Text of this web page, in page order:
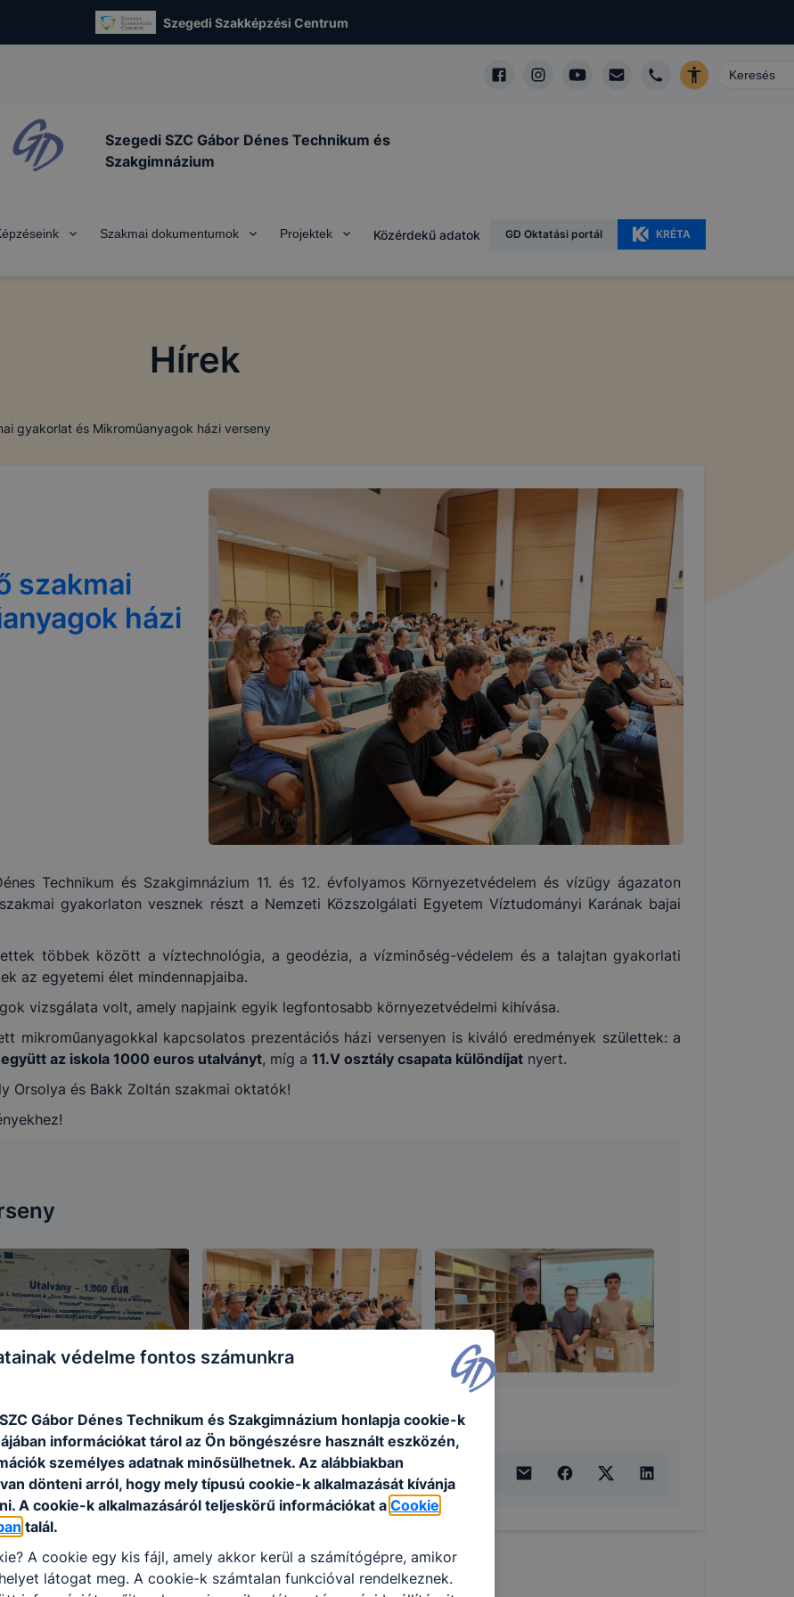
Szegedi Szakképzési Centrum
Szegedi SZC Gábor Dénes Technikum és
Szakgimnázium
Szakmai dokumentumok Projektek Közérdekű adatok GD Oktatási portál KRÉTA
Hírek
gyakorlat és Mikroműanyagok házi verseny
szakmai
házi
Technikum és Szakgimnázium 11. és 12. évfolyamos Környezetvédelem és vízügy ágazaton
gyakorlaton vesznek részt a Nemzeti Közszolgálati Egyetem Víztudományi Karának bajai
többek között a víztechnológia, a geodézia, a vízminőség-védelem és a talajtan gyakorlati
az egyetemi élet mindennapjaiba.
vizsgálata volt, amely napjaink egyik legfontosabb környezetvédelmi kihívása.
mikroműanyagokkal kapcsolatos prezentációs házi versenyen is kiváló eredmények születtek: a
az iskola 1000 euros utalványt, míg a 11.V osztály csapata különdíjat nyert.
Orsolya és Bakk Zoltán szakmai oktatók!
védelme fontos számunkra
Gábor Dénes Technikum és Szakgimnázium honlapja cookie-k
információkat tárol az Ön böngészésre használt eszközén,
személyes adatnak minősülhetnek. Az alábbiakban
dönteni arról, hogy mely típusú cookie-k alkalmazását kívánja
A cookie-k alkalmazásáról teljeskörű információkat a Cookie
talál.
A cookie egy kis fájl, amely akkor kerül a számítógépre, amikor
látogat meg. A cookie-k számtalan funkcióval rendelkeznek.